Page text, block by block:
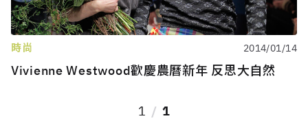
時尚 2014/01/14
Vivienne Westwood歡慶農曆新年 反思大自然
1 1